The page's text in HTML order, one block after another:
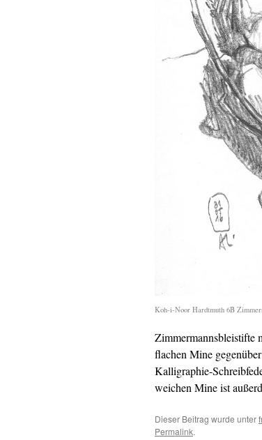
Koh-i-Noor Hardtmuth 6B
Zimmermannsbleistifte
flachen Mine
Kalligraphie-
weichen Mine ist
Dieser Beitrag wurde unter
Permalink.